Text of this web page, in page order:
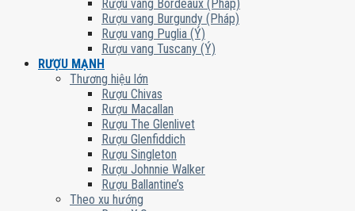
Rượu vang Bordeaux (Pháp)
Rượu vang Burgundy (Pháp)
Rượu vang Puglia (Ý)
Rượu vang Tuscany (Ý)
RƯỢU MẠNH
Thương hiệu lớn
Rượu Chivas
Rượu Macallan
Rượu The Glenlivet
Rượu Glenfiddich
Rượu Singleton
Rượu Johnnie Walker
Rượu Ballantine’s
Theo xu hướng